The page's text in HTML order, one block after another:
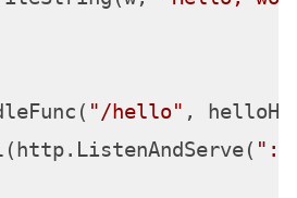
"/hello" ,